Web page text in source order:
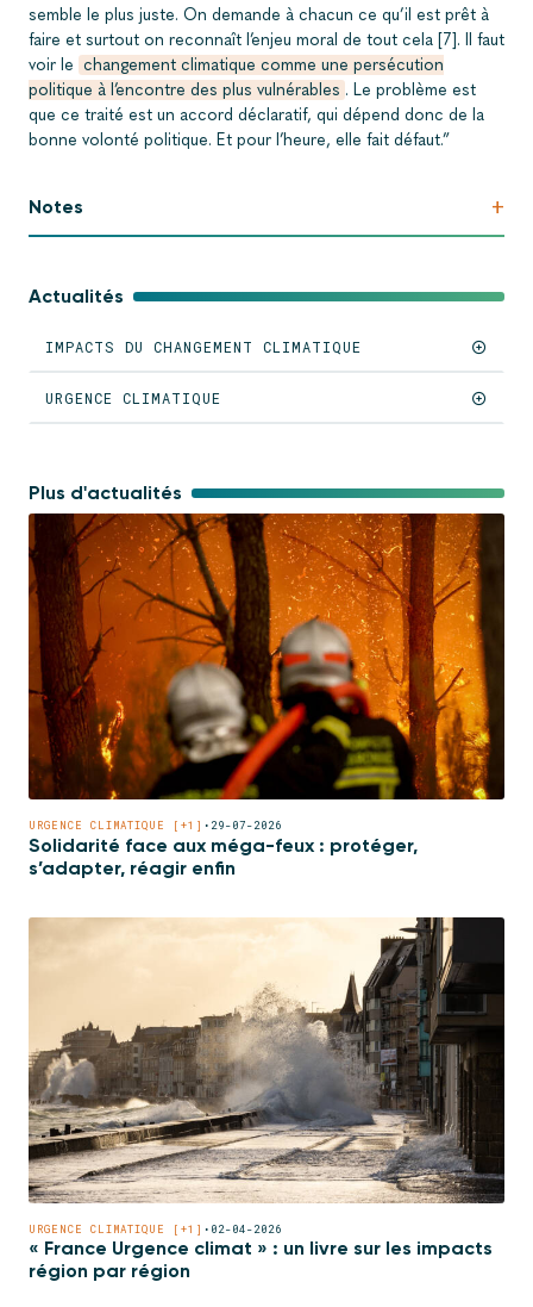
Actualités
IMPACTS DU CHANGEMENT CLIMATIQUE
URGENCE CLIMATIQUE
semble le plus juste. On demande à chacun ce qu’il est prêt à
faire et surtout on reconnaît l’enjeu moral de tout cela [7]. Il faut
voir le changement climatique comme une persécution
politique à l’encontre des plus vulnérables . Le problème est
que ce traité est un accord déclaratif, qui dépend donc de la
bonne volonté politique. Et pour l’heure, elle fait défaut.”
Notes +
Plus d'actualités
URGENCE CLIMATIQUE [+1] • 29-07-2026
Solidarité face aux méga-feux : protéger,
s’adapter, réagir enfin
URGENCE CLIMATIQUE [+1] • 02-04-2026
« France Urgence climat » : un livre sur les impacts
région par région